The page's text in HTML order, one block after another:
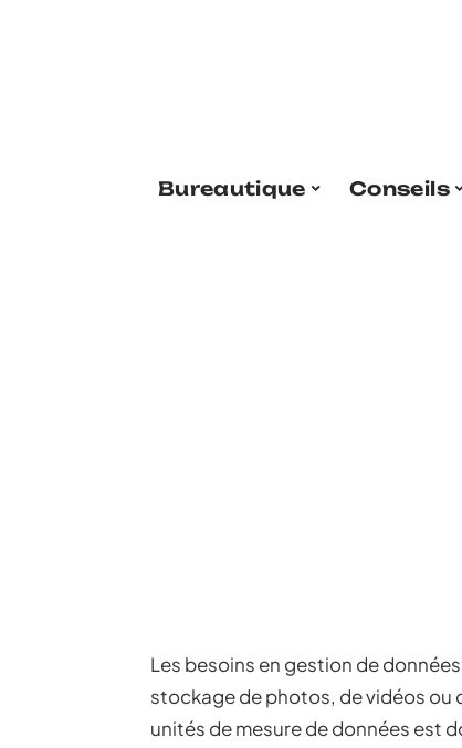
Bureautique Conseils
Les besoins en gestion de
stockage de photos, de vidéos ou
unités de mesure de données est